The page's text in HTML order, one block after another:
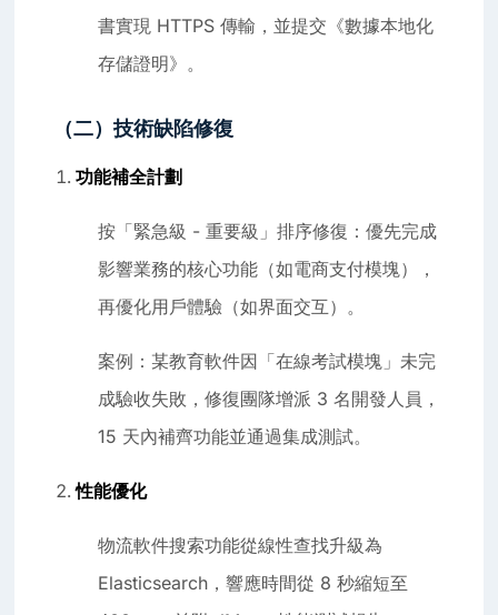
書實現 HTTPS 傳輸，並提交《數據本地化
存儲證明》。
（二）技術缺陷修復
功能補全計劃
按「緊急級 - 重要級」排序修復：優先完成
影響業務的核心功能（如電商支付模塊），
再優化用戶體驗（如界面交互）。
案例：某教育軟件因「在線考試模塊」未完
成驗收失敗，修復團隊增派 3 名開發人員，
15 天內補齊功能並通過集成測試。
性能優化
物流軟件搜索功能從線性查找升級為
Elasticsearch，響應時間從 8 秒縮短至